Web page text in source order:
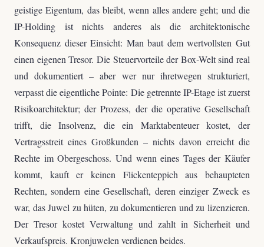
geistige Eigentum, das bleibt, wenn alles andere geht; und die
IP-Holding ist nichts anderes als die architektonische
Konsequenz dieser Einsicht: Man baut dem wertvollsten Gut
einen eigenen Tresor. Die Steuervorteile der Box-Welt sind real
und dokumentiert – aber wer nur ihretwegen strukturiert,
verpasst die eigentliche Pointe: Die getrennte IP-Etage ist zuerst
Risikoarchitektur; der Prozess, der die operative Gesellschaft
trifft, die Insolvenz, die ein Marktabenteuer kostet, der
Vertragsstreit eines Großkunden – nichts davon erreicht die
Rechte im Obergeschoss. Und wenn eines Tages der Käufer
kommt, kauft er keinen Flickenteppich aus behaupteten
Rechten, sondern eine Gesellschaft, deren einziger Zweck es
war, das Juwel zu hüten, zu dokumentieren und zu lizenzieren.
Der Tresor kostet Verwaltung und zahlt in Sicherheit und
Verkaufspreis. Kronjuwelen verdienen beides.